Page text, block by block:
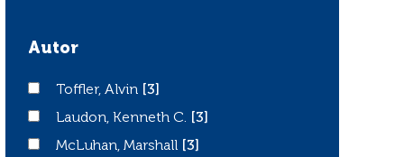
Autor
Toffler, Alvin
Toffler, Alvin
[3]
Laudon, Kenneth C.
Laudon, Kenneth C.
[3]
McLuhan, Marshall
McLuhan, Marshall
[3]